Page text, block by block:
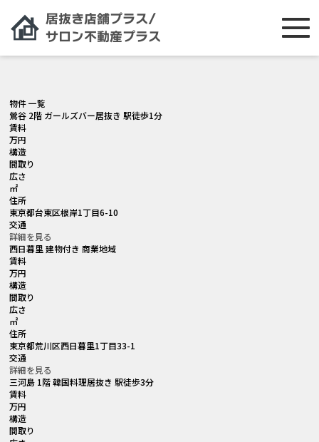
物件 一覧
鶯谷 2階 ガールズバー居抜き 駅徒歩1分
賃料
万円
構造
間取り
広さ
㎡
住所
東京都台東区根岸1丁目6-10
交通
詳細を見る
西日暮里 建物付き 商業地域
賃料
万円
構造
間取り
広さ
㎡
住所
東京都荒川区西日暮里1丁目33-1
交通
詳細を見る
三河島 1階 韓国料理居抜き 駅徒歩3分
賃料
万円
構造
間取り